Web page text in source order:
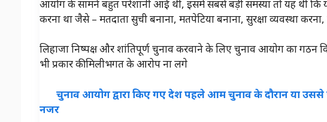
आयोग के सामने बहुत परेशानी आई थी, इसमे सबसे बड़ी समस्या तो यह थी कि
करना था जैसे – मतदाता सुची बनाना, मतपेटिया बनाना, सुरक्षा व्यवस्था
लिहाजा निष्पक्ष और शांतिपूर्ण चुनाव करवाने के लिए चुनाव आयोग का गठन
भी प्रकार की मिलीभगत के आरोप ना लगे
चुनाव आयोग द्वारा किए गए देश पहले आम चुनाव के दौरान या
नजर